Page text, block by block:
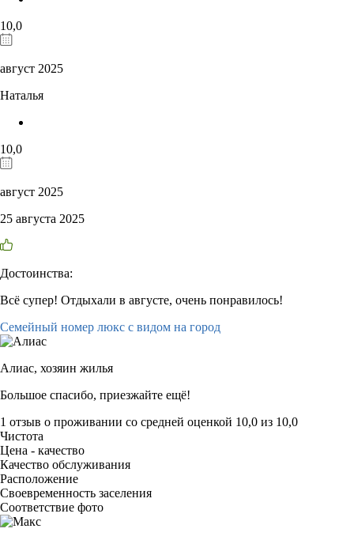
10,0
август 2025
Наталья
10,0
август 2025
25 августа 2025
Достоинства:
Всё супер! Отдыхали в августе, очень понравилось!
Семейный номер люкс с видом на город
Алиас, хозяин жилья
Большое спасибо, приезжайте ещё!
1 отзыв о проживании со средней оценкой 10,0 из 10,0
Чистота
Цена - качество
Качество обслуживания
Расположение
Своевременность заселения
Соответствие фото